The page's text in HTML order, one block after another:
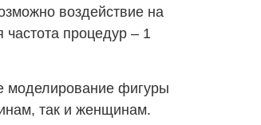
воздействие на
процедур – 1
моделирование фигуры
так и женщинам.